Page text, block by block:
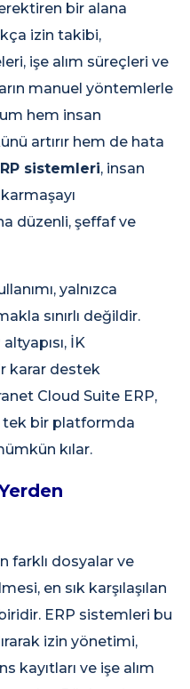
bir alana
izin takibi,
işe alım süreçleri ve
manuel yöntemlerle
hem insan
artırır hem de hata
sistemleri, insan
düzenli, şeffaf ve
yalnızca
sınırlı değildir.
İK
karar destek
Cloud Suite ERP,
tek bir platformda
kılar.
farklı dosyalar ve
en sık karşılaşılan
ERP sistemleri bu
izin yönetimi,
kayıtları ve işe alım